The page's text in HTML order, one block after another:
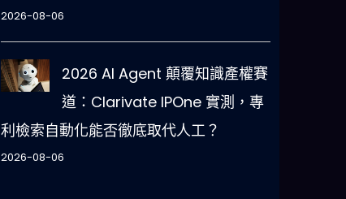
2026-08-06
2026 AI Agent 顛覆知識產權賽
道：Clarivate IPOne 實測，專
利檢索自動化能否徹底取代人工？
2026-08-06